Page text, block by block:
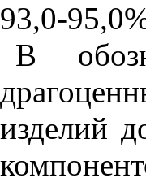
93,0-
В
изделий